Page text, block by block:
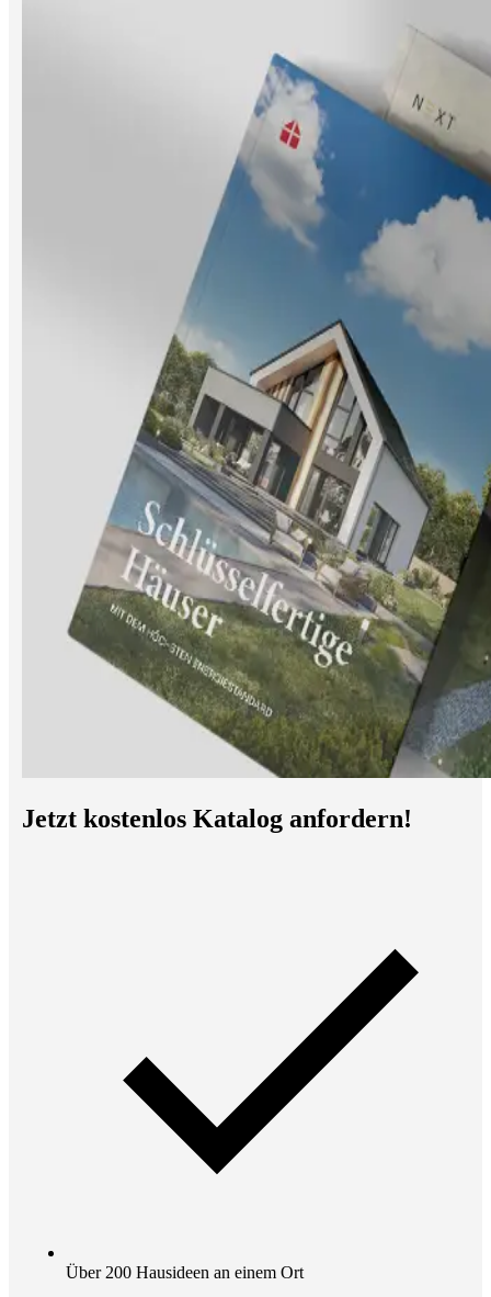
Jetzt kostenlos Katalog anfordern!
Über 200 Hausideen an einem Ort